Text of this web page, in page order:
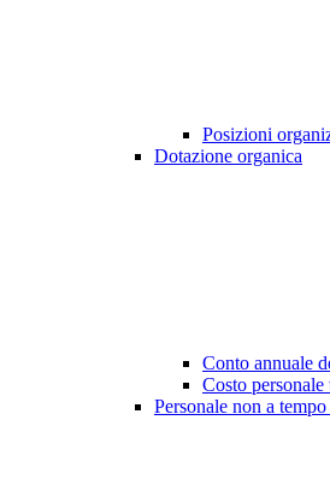
Posizioni
Dotazione organica
Conto annuale
Costo
Personale non a